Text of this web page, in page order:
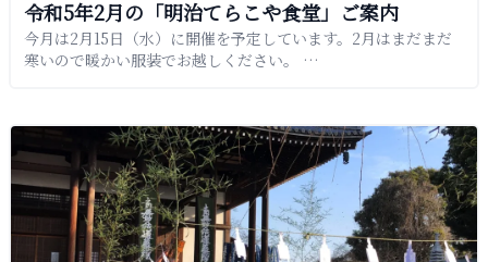
令和5年2月の「明治てらこや食堂」ご案内
今月は2月15日（水）に開催を予定しています。2月はまだまだ
寒いので暖かい服装でお越しください。 …